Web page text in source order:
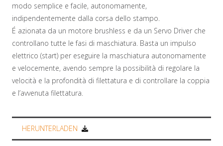
modo semplice e facile, autonomamente,
indipendentemente dalla corsa dello stampo.
É azionata da un motore brushless e da un Servo Driver che
controllano tutte le fasi di maschiatura. Basta un impulso
elettrico (start) per eseguire la maschiatura autonomamente
e velocemente, avendo sempre la possibilità di regolare la
velocità e la profondità di filettatura e di controllare la coppia
e l’avvenuta filettatura.
HERUNTERLADEN